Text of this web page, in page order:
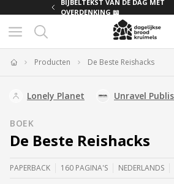
BIJBELTEKST VAN DE DAG MET
OVERDENKING 📖
Producten De Beste Reishacks
Lonely Planet Unravel
BOEK
De Beste Reishacks
PAPERBACK 160 PAGINA'S NEDERLANDS